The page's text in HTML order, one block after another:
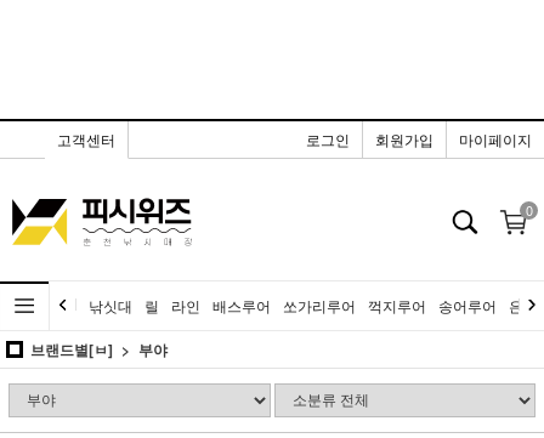
고객센터 로그인 회원가입 마이페이지
0
낚싯대 릴 라인 배스루어 쏘가리루어 꺽지루어 송어루어 은어
브랜드별[ㅂ] 부야